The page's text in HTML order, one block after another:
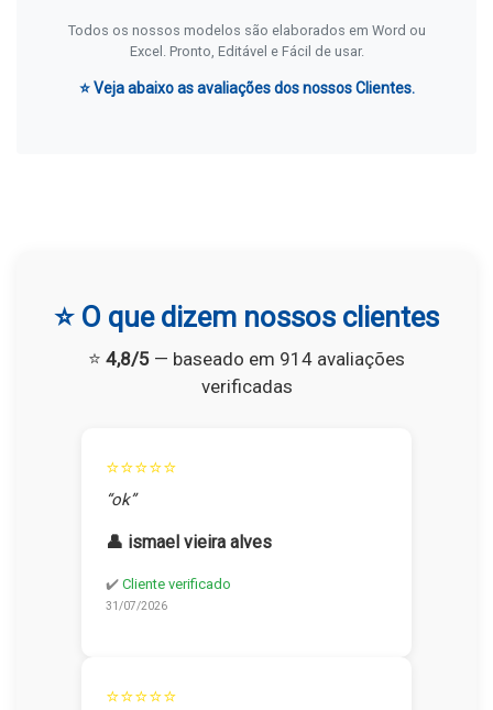
Todos os nossos modelos são elaborados em Word ou
Excel. Pronto, Editável e Fácil de usar.
⭐ Veja abaixo as avaliações dos nossos Clientes.
⭐ O que dizem nossos clientes
⭐ 4,8/5 — baseado em 914 avaliações
verificadas
⭐⭐⭐⭐⭐
“ok”
👤 ismael vieira alves
✔️ Cliente verificado
31/07/2026
⭐⭐⭐⭐⭐